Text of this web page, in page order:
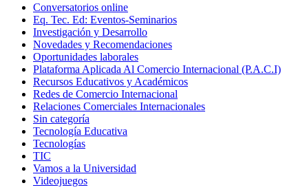
Conversatorios online
Eq. Tec. Ed: Eventos-Seminarios
Investigación y Desarrollo
Novedades y Recomendaciones
Oportunidades laborales
Plataforma Aplicada Al Comercio Internacional (P.A.C.I)
Recursos Educativos y Académicos
Redes de Comercio Internacional
Relaciones Comerciales Internacionales
Sin categoría
Tecnología Educativa
Tecnologías
TIC
Vamos a la Universidad
Videojuegos